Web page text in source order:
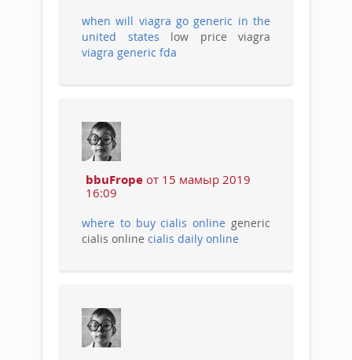
when will viagra go generic in the
united states low price viagra
viagra generic fda
bbuFrope от 15 мамыр 2019
16:09
where to buy cialis online generic
cialis online cialis daily online